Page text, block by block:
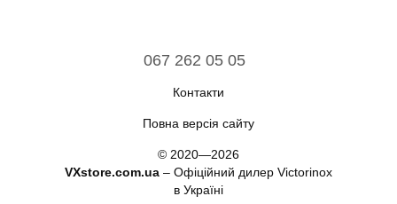
067 262 05 05
Контакти
Повна версія сайту
© 2020—2026
VXstore.com.ua – Офіційний дилер Victorinox
в Україні